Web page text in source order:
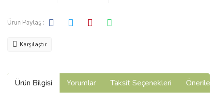
Ürün Paylaş :
Karşılaştır
Ürün Bilgisi Yorumlar Taksit Seçenekleri